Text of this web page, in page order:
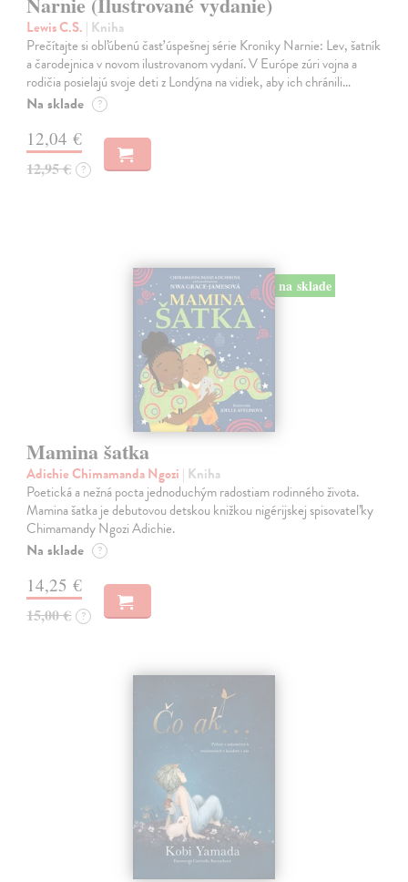
Lewis C.S. | Kniha
Prečítajte si obľúbenú časť úspešnej série Kroniky Narnie: Lev, šatník
a čarodejnica v novom ilustrovanom vydaní. V Európe zúri vojna a
rodičia posielajú svoje deti z Londýna na vidiek, aby ich chránili…
Na sklade ?
12,04 €
12,95 € ?
na sklade
Mamina šatka
Adichie Chimamanda Ngozi | Kniha
Poetická a nežná pocta jednoduchým radostiam rodinného života.
Mamina šatka je debutovou detskou knižkou nigérijskej spisovateľky
Chimamandy Ngozi Adichie.
Na sklade ?
14,25 €
15,00 € ?